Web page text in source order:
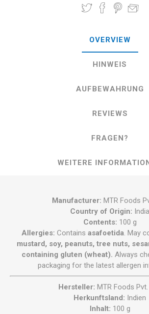
OVERVIEW
HINWEIS
AUFBEWAHRUNG
REVIEWS
FRAGEN?
WEITERE
Manufacturer: MTR Foods
Country of Origin: India
Contents: 100 g
Allergies: Contains asafoetida. May
mustard, soy, peanuts, tree nuts,
containing gluten (wheat). Always
packaging for the latest allergen
Hersteller: MTR Foods
Herkunftsland: Indien
Inhalt: 100 g